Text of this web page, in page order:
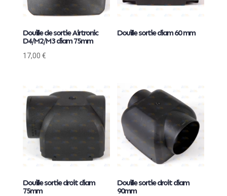
Douille de sortie Airtronic
D4/M2/M3 diam 75mm
17,00 €
Douille sortie diam 60 mm
Douille sortie droit diam
75mm
Douille sortie droit diam
90mm